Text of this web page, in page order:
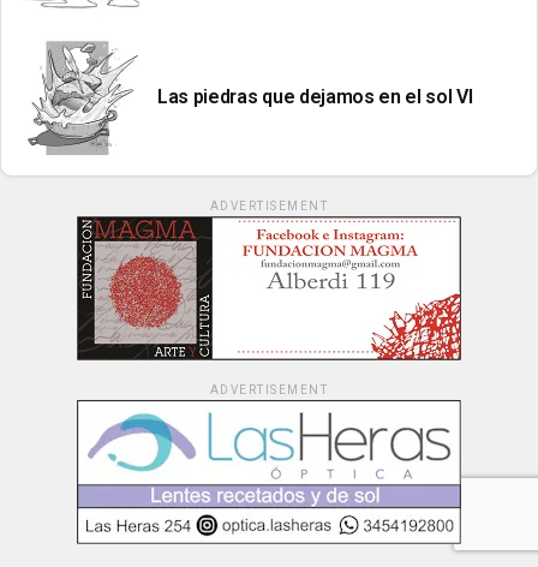
Las piedras que dejamos en el sol VI
ADVERTISEMENT
ADVERTISEMENT